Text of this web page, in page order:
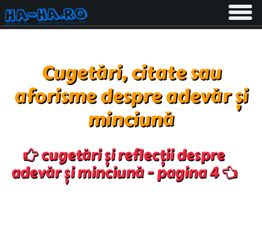
Toggle
Cugetări, citate sau
aforisme despre adevăr și
minciună
cugetări și reflecții despre
adevăr și minciună - pagina 4